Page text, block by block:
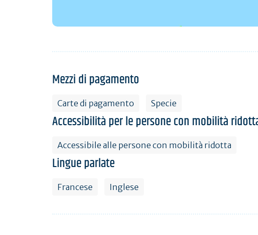
Mezzi di pagamento
Carte di pagamento Specie
Accessibilità per le persone con mobilità
Accessibile alle persone con mobilità ridotta
Lingue parlate
Francese Inglese